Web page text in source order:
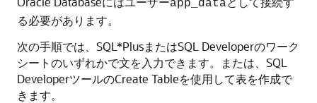
app_data
る必要があります。
次の手順では、SQL*PlusまたはSQL Developerのワーク
シートのいずれかで文を入力できます。または、SQL
DeveloperツールのCreate Tableを使用して表を作成で
きます。